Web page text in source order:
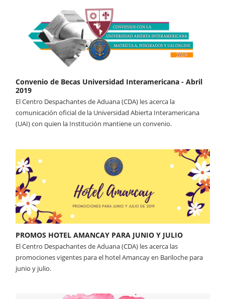
Convenio de Becas Universidad Interamericana - Abril
2019
El Centro Despachantes de Aduana (CDA) les acerca la
comunicación oficial de la Universidad Abierta Interamericana
(UAI) con quien la Institución mantiene un convenio.
PROMOS HOTEL AMANCAY PARA JUNIO Y JULIO
El Centro Despachantes de Aduana (CDA) les acerca las
promociones vigentes para el hotel Amancay en Bariloche para
junio y julio.